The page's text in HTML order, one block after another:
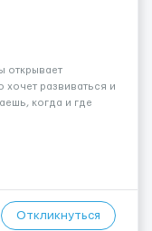
открывает
хочет развиваться и
когда и где
про нейросети и
Откликнуться